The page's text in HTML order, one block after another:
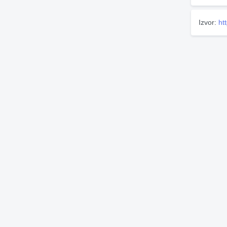
Izvor: